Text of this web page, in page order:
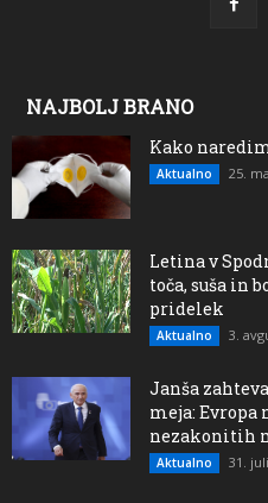
NAJBOLJ BRANO
Kako
Aktualno 25.
Letina v
toča, suša in
pridelek
Aktualno 3.
Janša
meja: Evropa
nezakonitih
Aktualno 31.